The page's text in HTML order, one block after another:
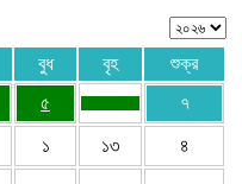
বুধ বৃহ
শুক্র
৫ ৭
১ ১৩ ৪